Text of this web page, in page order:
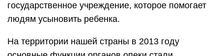
государственное учреждение, которое помогает
людям усыновить ребенка.
На территории нашей страны в 2013 году